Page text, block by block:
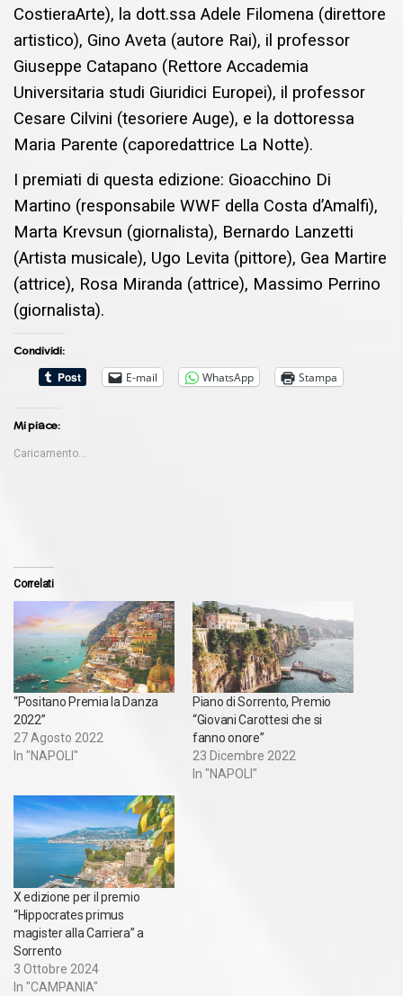
CostieraArte), la dott.ssa Adele Filomena (direttore
artistico), Gino Aveta (autore Rai), il professor
Giuseppe Catapano (Rettore Accademia
Universitaria studi Giuridici Europei), il professor
Cesare Cilvini (tesoriere Auge), e la dottoressa
Maria Parente (caporedattrice La Notte).
I premiati di questa edizione: Gioacchino Di
Martino (responsabile WWF della Costa d’Amalfi),
Marta Krevsun (giornalista), Bernardo Lanzetti
(Artista musicale), Ugo Levita (pittore), Gea Martire
(attrice), Rosa Miranda (attrice), Massimo Perrino
(giornalista).
Condividi:
E-mail
WhatsApp Stampa
Mi piace:
Caricamento...
Correlati
“Positano Premia la Danza
2022”
27 Agosto 2022
In "NAPOLI"
Piano di Sorrento, Premio
“Giovani Carottesi che si
fanno onore”
23 Dicembre 2022
In "NAPOLI"
X edizione per il premio
“Hippocrates primus
magister alla Carriera” a
Sorrento
3 Ottobre 2024
In "CAMPANIA"